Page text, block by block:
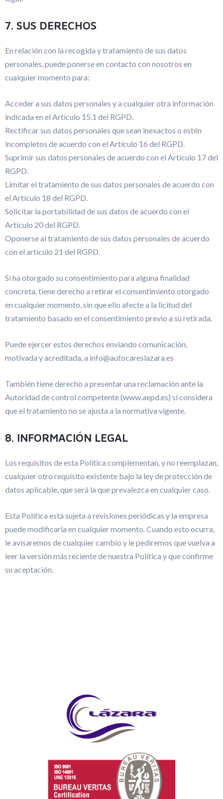
7. SUS DERECHOS
En relación con la recogida y tratamiento de sus datos
personales, puede ponerse en contacto con nosotros en
cualquier momento para:
Acceder a sus datos personales y a cualquier otra información
indicada en el Artículo 15.1 del RGPD.
Rectificar sus datos personales que sean inexactos o estén
incompletos de acuerdo con el Artículo 16 del RGPD.
Suprimir sus datos personales de acuerdo con el Artículo 17 del
RGPD.
Limitar el tratamiento de sus datos personales de acuerdo con
el Artículo 18 del RGPD.
Solicitar la portabilidad de sus datos de acuerdo con el
Artículo 20 del RGPD.
Oponerse al tratamiento de sus datos personales de acuerdo
con el artículo 21 del RGPD.
Si ha otorgado su consentimiento para alguna finalidad
concreta, tiene derecho a retirar el consentimiento otorgado
en cualquier momento, sin que ello afecte a la licitud del
tratamiento basado en el consentimiento previo a su retirada.
Puede ejercer estos derechos enviando comunicación,
motivada y acreditada, a info@autocareslazara.es
También tiene derecho a presentar una reclamación ante la
Autoridad de control competente (www.aepd.es) si considera
que el tratamiento no se ajusta a la normativa vigente.
8. INFORMACIÓN LEGAL
Los requisitos de esta Política complementan, y no reemplazan,
cualquier otro requisito existente bajo la ley de protección de
datos aplicable, que será la que prevalezca en cualquier caso.
Esta Política está sujeta a revisiones periódicas y la empresa
puede modificarla en cualquier momento. Cuando esto ocurra,
le avisaremos de cualquier cambio y le pediremos que vuelva a
leer la versión más reciente de nuestra Política y que confirme
su aceptación.